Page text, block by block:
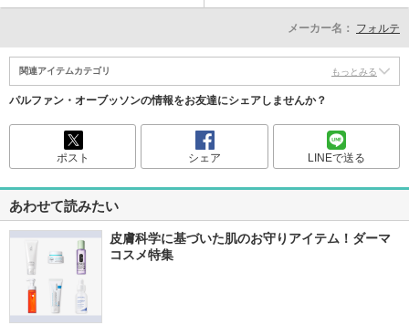
メーカー名： フォルテ
関連アイテムカテゴリ もっとみる
パルファン・オーブッソンの情報をお友達にシェアしませんか？
ポスト シェア LINEで送る
あわせて読みたい
皮膚科学に基づいた肌のお守りアイテム！ダーマ
コスメ特集